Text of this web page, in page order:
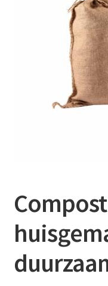
Booking Search